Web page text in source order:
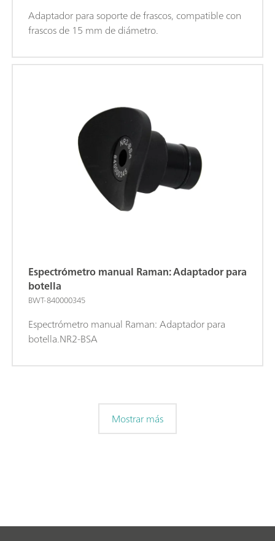
Adaptador para soporte de frascos, compatible con
frascos de 15 mm de diámetro.
Espectrómetro manual Raman: Adaptador para
botella
BWT-840000345
Espectrómetro manual Raman: Adaptador para
botella.NR2-BSA
Mostrar más